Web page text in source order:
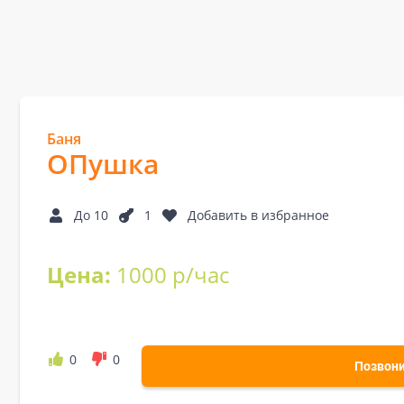
Баня
ОПушка
До 10 1 Добавить в избранное
Цена: 1000 р/час
0 0